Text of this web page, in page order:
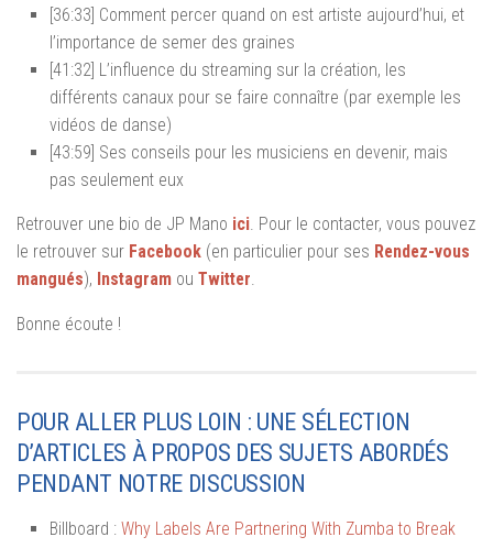
[36:33] Comment percer quand on est artiste aujourd’hui, et
l’importance de semer des graines
[41:32] L’influence du streaming sur la création, les
différents canaux pour se faire connaître (par exemple les
vidéos de danse)
[43:59] Ses conseils pour les musiciens en devenir, mais
pas seulement eux
Retrouver une bio de JP Mano ici. Pour le contacter, vous pouvez
le retrouver sur Facebook (en particulier pour ses Rendez-vous
mangués), Instagram ou Twitter.
Bonne écoute !
POUR ALLER PLUS LOIN : UNE SÉLECTION
D’ARTICLES À PROPOS DES SUJETS ABORDÉS
PENDANT NOTRE DISCUSSION
Billboard : Why Labels Are Partnering With Zumba to Break